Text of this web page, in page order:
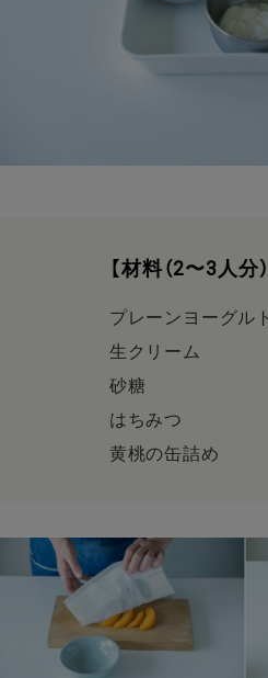
【材料（2〜3人分）
プレーンヨー
生クリー
砂糖
はちみ
黄桃の缶